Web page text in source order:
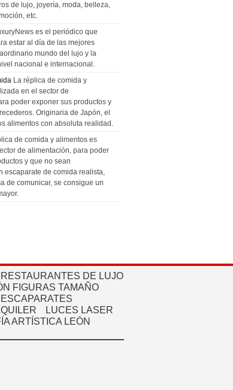
de lujo, joyería, moda, belleza,
etc.
es el periódico que
estar al día de las mejores
mundo del lujo y la
nacional e internacional.
La réplica de comida y
en el sector de
poder exponer sus productos y
Originaria de Japón, el
alimentos con absoluta realidad.
de comida y alimentos es
de alimentación, para poder
y que no sean
escaparate de comida realista,
de comunicar, se consigue un
DE LUJO
FIGURAS TAMAÑO
LUCES LASER
ARTÍSTICA LEÓN